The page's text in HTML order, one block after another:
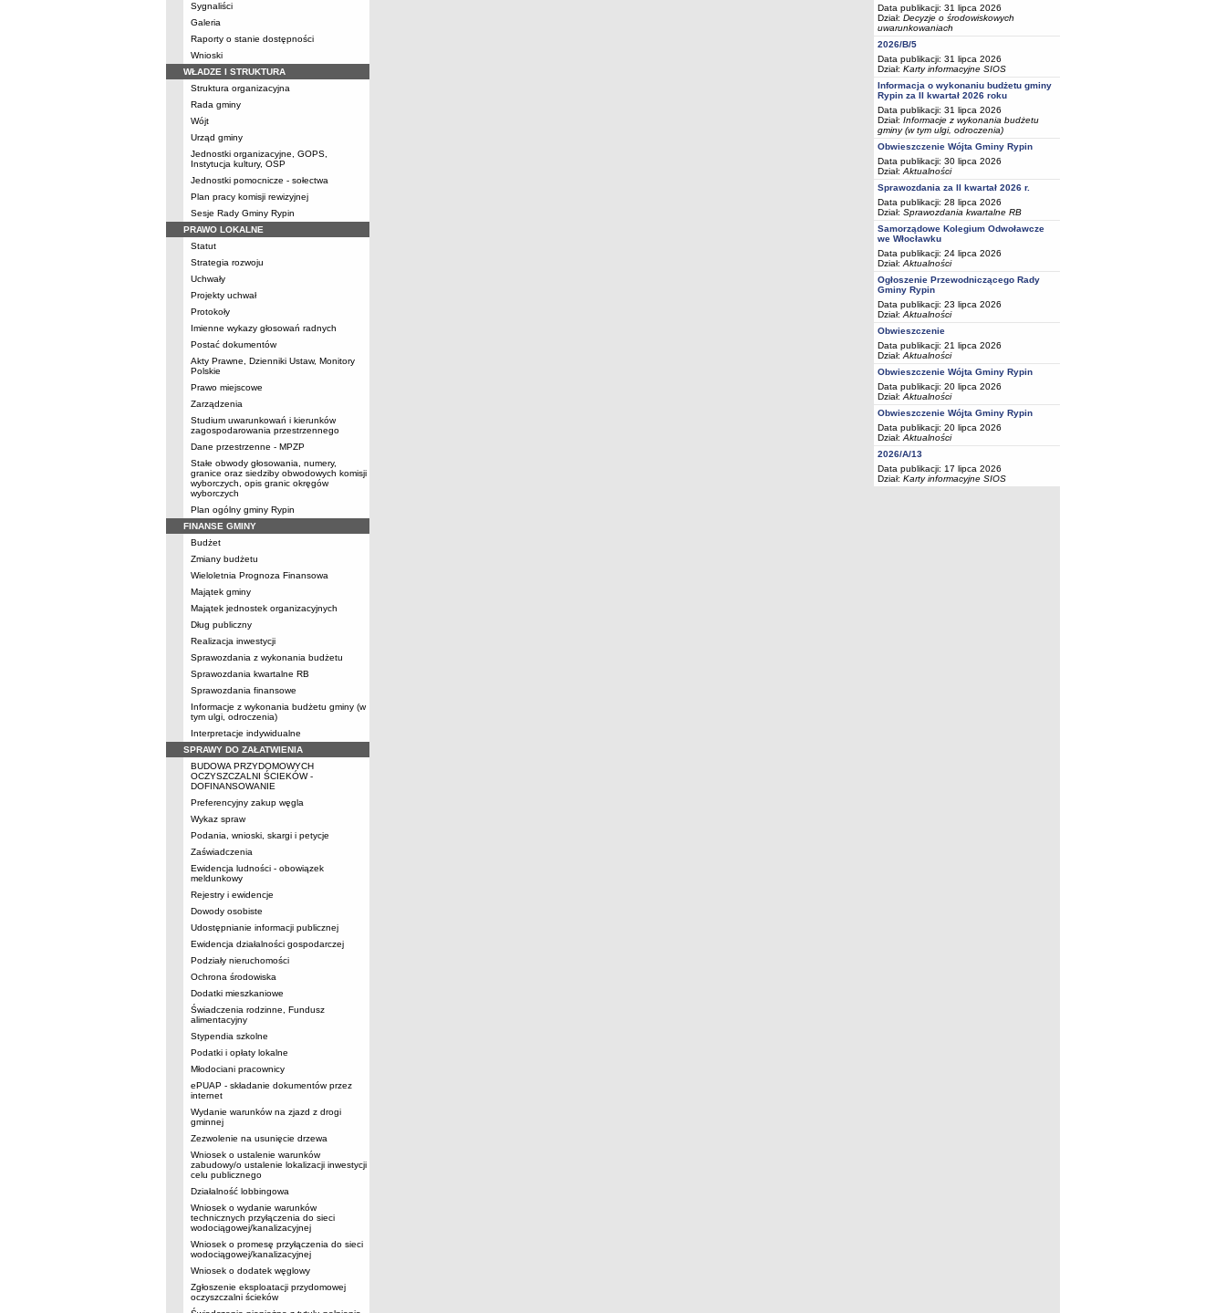
Sygnaliści
Galeria
Raporty o stanie dostępności
Wnioski
WŁADZE I STRUKTURA
Struktura organizacyjna
Rada gminy
Wójt
Urząd gminy
Jednostki organizacyjne, GOPS,
Instytucja kultury, OSP
Jednostki pomocnicze - sołectwa
Plan pracy komisji rewizyjnej
Sesje Rady Gminy Rypin
PRAWO LOKALNE
Statut
Strategia rozwoju
Uchwały
Projekty uchwał
Protokoły
Imienne wykazy głosowań radnych
Postać dokumentów
Akty Prawne, Dzienniki Ustaw, Monitory
Polskie
Prawo miejscowe
Zarządzenia
Studium uwarunkowań i kierunków
zagospodarowania przestrzennego
Dane przestrzenne - MPZP
Stałe obwody głosowania, numery,
granice oraz siedziby obwodowych komisji
wyborczych, opis granic okręgów
wyborczych
Plan ogólny gminy Rypin
FINANSE GMINY
Budżet
Zmiany budżetu
Wieloletnia Prognoza Finansowa
Majątek gminy
Majątek jednostek organizacyjnych
Dług publiczny
Realizacja inwestycji
Sprawozdania z wykonania budżetu
Sprawozdania kwartalne RB
Sprawozdania finansowe
Informacje z wykonania budżetu gminy (w
tym ulgi, odroczenia)
Interpretacje indywidualne
SPRAWY DO ZAŁATWIENIA
BUDOWA PRZYDOMOWYCH
OCZYSZCZALNI ŚCIEKÓW -
DOFINANSOWANIE
Preferencyjny zakup węgla
Wykaz spraw
Podania, wnioski, skargi i petycje
Zaświadczenia
Ewidencja ludności - obowiązek
meldunkowy
Rejestry i ewidencje
Dowody osobiste
Udostępnianie informacji publicznej
Ewidencja działalności gospodarczej
Podziały nieruchomości
Ochrona środowiska
Dodatki mieszkaniowe
Świadczenia rodzinne, Fundusz
alimentacyjny
Stypendia szkolne
Podatki i opłaty lokalne
Młodociani pracownicy
ePUAP - składanie dokumentów przez
internet
Wydanie warunków na zjazd z drogi
gminnej
Zezwolenie na usunięcie drzewa
Wniosek o ustalenie warunków
zabudowy/o ustalenie lokalizacji inwestycji
celu publicznego
Działalność lobbingowa
Wniosek o wydanie warunków
technicznych przyłączenia do sieci
wodociągowej/kanalizacyjnej
Wniosek o promesę przyłączenia do sieci
wodociągowej/kanalizacyjnej
Wniosek o dodatek węglowy
Zgłoszenie eksploatacji przydomowej
oczyszczalni ścieków
Data publikacji: 31 lipca 2026
Dział: Decyzje o środowiskowych
uwarunkowaniach
2026/B/5
Data publikacji: 31 lipca 2026
Dział: Karty informacyjne SIOS
Informacja o wykonaniu budżetu gminy
Rypin za II kwartał 2026 roku
Data publikacji: 31 lipca 2026
Dział: Informacje z wykonania budżetu
gminy (w tym ulgi, odroczenia)
Obwieszczenie Wójta Gminy Rypin
Data publikacji: 30 lipca 2026
Dział: Aktualności
Sprawozdania za II kwartał 2026 r.
Data publikacji: 28 lipca 2026
Dział: Sprawozdania kwartalne RB
Samorządowe Kolegium Odwoławcze
we Włocławku
Data publikacji: 24 lipca 2026
Dział: Aktualności
Ogłoszenie Przewodniczącego Rady
Gminy Rypin
Data publikacji: 23 lipca 2026
Dział: Aktualności
Obwieszczenie
Data publikacji: 21 lipca 2026
Dział: Aktualności
Obwieszczenie Wójta Gminy Rypin
Data publikacji: 20 lipca 2026
Dział: Aktualności
Obwieszczenie Wójta Gminy Rypin
Data publikacji: 20 lipca 2026
Dział: Aktualności
2026/A/13
Data publikacji: 17 lipca 2026
Dział: Karty informacyjne SIOS